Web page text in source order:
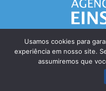
Responsável Técnico:
© Einstein Hospital Israelita
Usamos cookies para
experiência em nosso site.
assumiremos que